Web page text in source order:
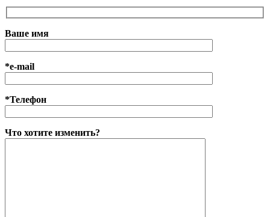
Ваше имя
*e-mail
*Телефон
Что хотите изменить?